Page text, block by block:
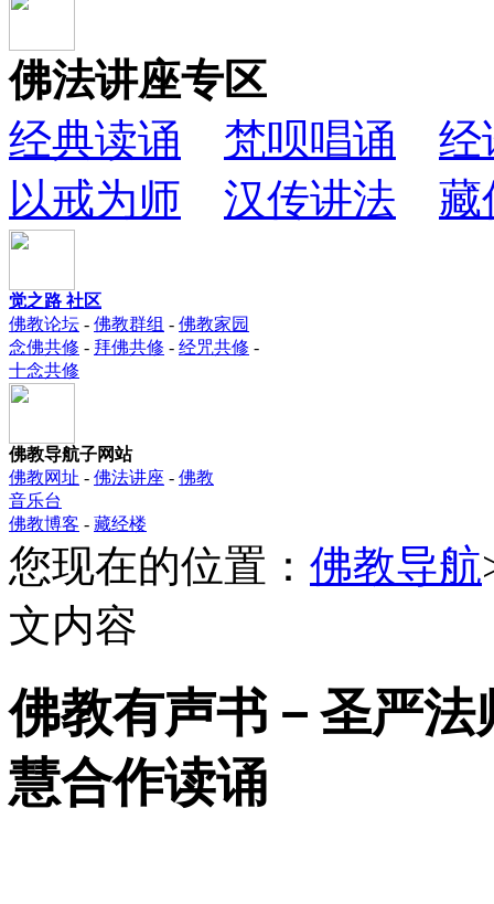
佛法讲座专区
经典读诵
梵呗唱诵
经
以戒为师
汉传讲法 藏
觉之路 社区
佛教论坛 - 佛教群组 - 佛教家园
念佛共修 - 拜佛共修 - 经咒共修 -
十念共修
佛教导航子网站
佛教网址 - 佛法讲座 - 佛教
音乐台
佛教博客 - 藏经楼
您现在的位置： 佛教导航
文内容
佛教有声书－圣严法
慧合作读诵